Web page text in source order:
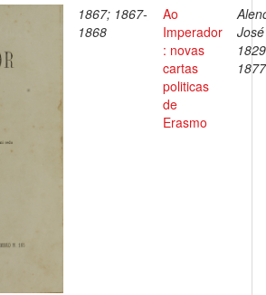
1867; 1867-
1868
Ao
Imperador
: novas
cartas
politicas
de
Erasmo
1877